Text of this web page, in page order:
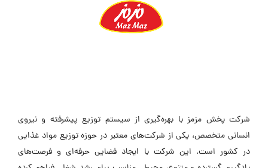
شرکت پخش مزمز با بهره‌گیری از سیستم توزیع پیشرفته و نیروی
انسانی متخصص، یکی از شرکت‌های معتبر در حوزه توزیع مواد غذایی
در کشور است. این شرکت با ایجاد فضایی حرفه‌ای و فرصت‌های